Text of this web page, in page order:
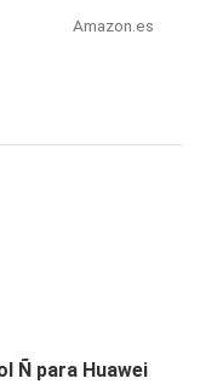
Amazon.es
Ñ para Huawei